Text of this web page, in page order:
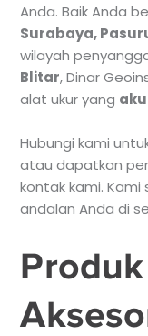
Anda. Baik Anda
Surabaya,
wilayah
Blitar, Dinar
alat ukur yang
Hubungi kami
atau dapatkan
kontak kami.
andalan Anda di